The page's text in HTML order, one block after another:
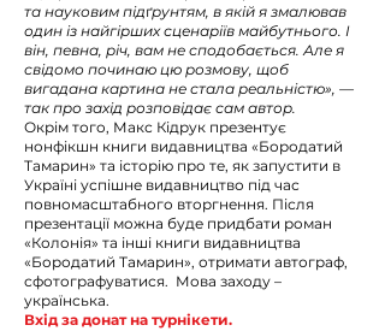
та науковим підґрунтям, в якій я змалював
один із найгірших сценаріїв майбутнього. І
він, певна, річ, вам не сподобається. Але я
свідомо починаю цю розмову, щоб
вигадана картина не стала реальністю», —
так про захід розповідає сам автор.
Окрім того, Макс Кідрук презентує
нонфікшн книги видавництва «Бородатий
Тамарин» та історію про те, як запустити в
Україні успішне видавництво під час
повномасштабного вторгнення. Після
презентації можна буде придбати роман
«Колонія» та інші книги видавництва
«Бородатий Тамарин», отримати автограф,
сфотографуватися. Мова заходу –
українська.
Вхід за донат на турнікети.